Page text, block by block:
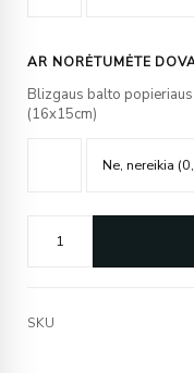
AR NORĖTUMĖTE
Blizgaus balto
(16x15cm)
SKU